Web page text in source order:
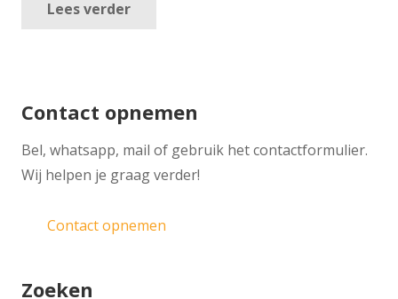
Lees verder
Contact opnemen
​Bel, whatsapp, mail of gebruik het contactformulier.
Wij helpen je graag verder!
Contact opnemen
Zoeken